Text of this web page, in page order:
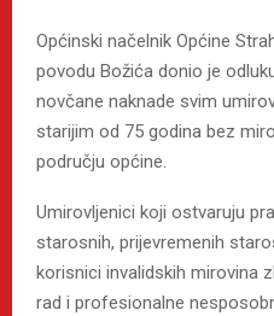
Općinski načelnik Općine
povodu Božića donio je
novčane naknade svim
starijim od 75 godina bez
području općine.
Umirovljenici koji ostvaruju
starosnih, prijevremenih
korisnici invalidskih mirovina
rad i profesionalne